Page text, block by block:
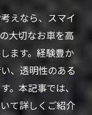
えなら、スマイ
大切なお車を高
ます。経験豊か
、透明性のある
。本記事では、
て詳しくご紹介